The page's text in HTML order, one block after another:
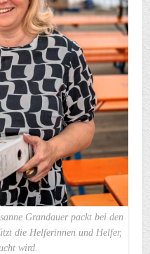
Grandauer packt bei den
die Helferinnen und Helfer,
wird.